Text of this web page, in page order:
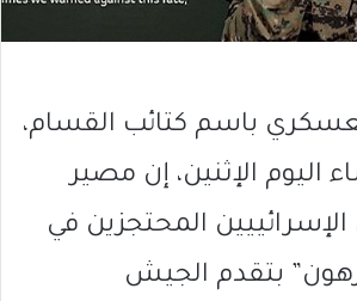
باسم كتائب القسام،
اليوم الإثنين، إن مصير
المحتجزين في
بتقدم الجيش